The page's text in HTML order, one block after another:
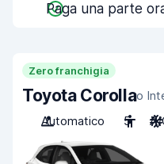
Paga una parte
Zero franchigia
Toyota Corollao
Automatico
5 A/